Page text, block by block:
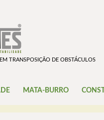
TRANSPOSIÇÃO DE OBSTÁCULOS
MATA-BURRO